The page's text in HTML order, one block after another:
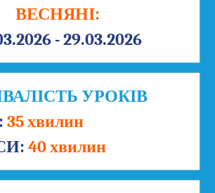
ВЕСНЯНІ:
- 29.03.2026
УРОКІВ
35 хвилин
40 хвилин